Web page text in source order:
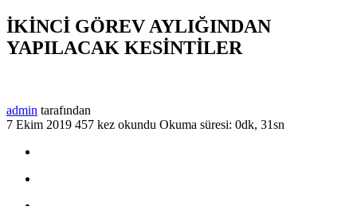
İKİNCİ GÖREV AYLIĞINDAN
YAPILACAK KESİNTİLER
admin tarafından
7 Ekim 2019 457 kez okundu Okuma süresi: 0dk, 31sn